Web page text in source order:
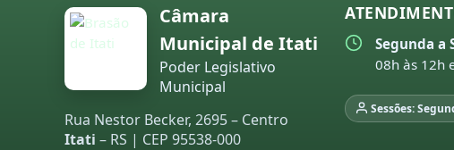
Câmara
Municipal de Itati
Poder Legislativo
Municipal
Rua Nestor Becker, 2695 – Centro
Itati – RS | CEP 95538-000
Segunda a
08h às 12h
Sessões: